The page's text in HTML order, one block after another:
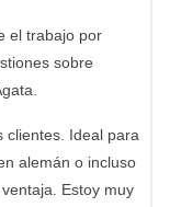
el trabajo por
sobre
clientes. Ideal para
alemán o incluso
Estoy muy